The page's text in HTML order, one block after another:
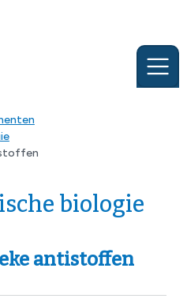
biologie
antistoffen